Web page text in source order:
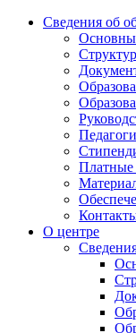
Сведения об
Платные
О центре